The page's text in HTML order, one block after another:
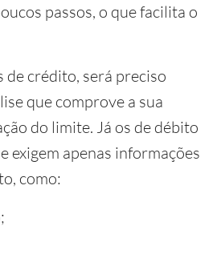
passos, o que facilita o
de crédito, será preciso
que comprove a sua
do limite. Já os de débito
exigem apenas informações
como: